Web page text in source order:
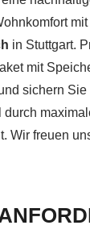
in Stuttgart.
mit
sichern Sie
durch
Wir freuen